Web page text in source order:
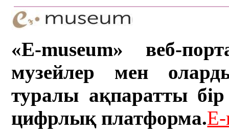
«E-museum» веб-
музейлер мен
туралы ақпаратты бір
цифрлық платформа.